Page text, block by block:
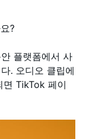
?
플랫폼에서 사
. 오디오 클립에
면 TikTok 페이